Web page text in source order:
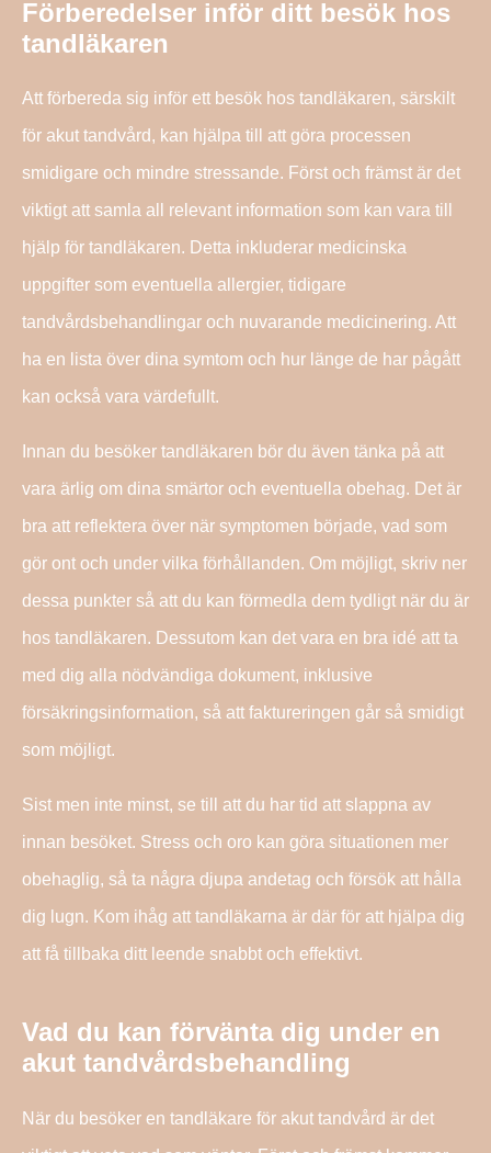
Förberedelser inför ditt besök hos
tandläkaren
Att förbereda sig inför ett besök hos tandläkaren, särskilt
för akut tandvård, kan hjälpa till att göra processen
smidigare och mindre stressande. Först och främst är det
viktigt att samla all relevant information som kan vara till
hjälp för tandläkaren. Detta inkluderar medicinska
uppgifter som eventuella allergier, tidigare
tandvårdsbehandlingar och nuvarande medicinering. Att
ha en lista över dina symtom och hur länge de har pågått
kan också vara värdefullt.
Innan du besöker tandläkaren bör du även tänka på att
vara ärlig om dina smärtor och eventuella obehag. Det är
bra att reflektera över när symptomen började, vad som
gör ont och under vilka förhållanden. Om möjligt, skriv ner
dessa punkter så att du kan förmedla dem tydligt när du är
hos tandläkaren. Dessutom kan det vara en bra idé att ta
med dig alla nödvändiga dokument, inklusive
försäkringsinformation, så att faktureringen går så smidigt
som möjligt.
Sist men inte minst, se till att du har tid att slappna av
innan besöket. Stress och oro kan göra situationen mer
obehaglig, så ta några djupa andetag och försök att hålla
dig lugn. Kom ihåg att tandläkarna är där för att hjälpa dig
att få tillbaka ditt leende snabbt och effektivt.
Vad du kan förvänta dig under en
akut tandvårdsbehandling
När du besöker en tandläkare för akut tandvård är det